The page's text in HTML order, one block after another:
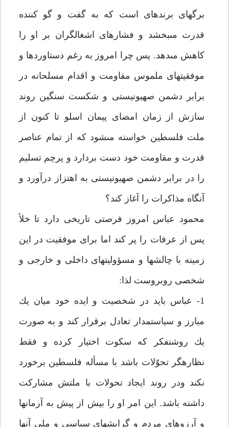
برگ‏هاى برنده‏اى است كه به گفت و گو كننده
قدرت مى‏بخشد و فشارهاى اشغالگران بر او را
كاهش مى‏دهد. پس چرا امروز به رغم دستاوردها و
موفقيت‏هاى ملموس مقاومت و اقدام مسلحانه در
برابر دشمن صهيونيستى و شكست سنگين روند
سازش از زمان امضاى پيمان اسلو تا كنون از
ملت فلسطين خواسته مى‏شود كه از تمام عناصر
قدرت و مقاومت خود دست بردارد و پرچم تسليم
را در برابر دشمن صهيونيستى به اهتزاز درآورد و
آنگاه مذاكرات را آغاز كند؟
محمود عباس امروز فرصتى تاريخى دارد تا خلأ
پس از عرفات را پر كند اما براى موفقيت در اين
زمينه با چالش‏ها و مسؤوليت‏هاى داخلى و خارجى و
شخصى روبروست لذا:
1- عباس بايد در شخصيت و ايده خود ميان يك
مبارز و سياستمدار تعادل برقرار كند و به صورت
يك روشنفكر كه سكوت اختيار كرده و فقط
نظاره‏گر تحوّلات باشد با مسأله فلسطين برخورد
نكند ودر روند ايجاد تحولات با ملتش مشاركت
داشته باشد. اين امر او را بيش از پيش به آرمان‏ها
و آرزوهاى مردم و گرايش‏هاى سياسى و ملى آنها